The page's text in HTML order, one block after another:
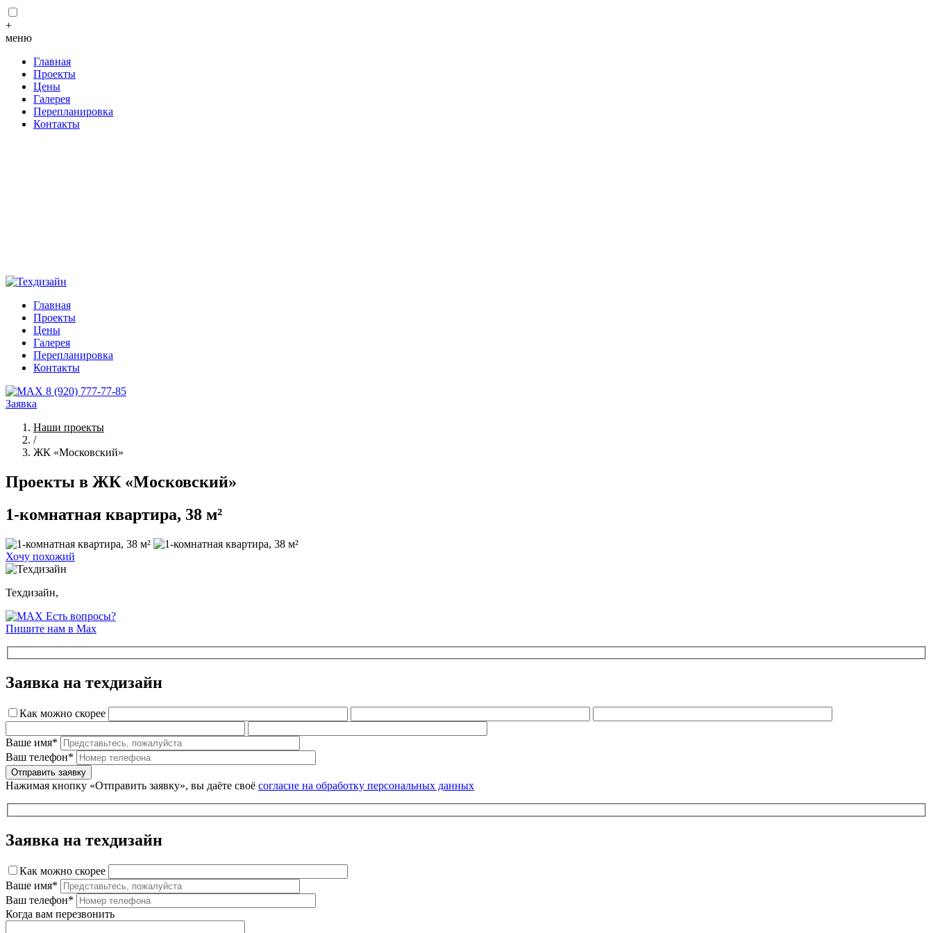
+
меню
Главная
Проекты
Цены
Галерея
Перепланировка
Контакты
Главная
Проекты
Цены
Галерея
Перепланировка
Контакты
8 (920) 777-77-85
Заявка
Наши проекты
/
ЖК «Московский»
Проекты в ЖК «Московский»
1-комнатная квартира, 38 м²
Хочу похожий
Техдизайн,
Есть вопросы?
Пишите нам в Max
Заявка на техдизайн
Как можно скорее
Ваше имя*
Ваш телефон*
Нажимая кнопку «Отправить заявку», вы даёте своё согласие на обработку персональных данных
Заявка на техдизайн
Как можно скорее
Ваше имя*
Ваш телефон*
Когда вам перезвонить